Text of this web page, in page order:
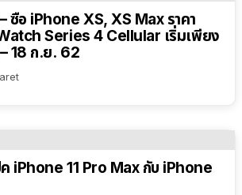
ซื้อ iPhone XS, XS Max ราคา
Series 4 Cellular เริ่มเพียง
18 ก.ย. 62
ค iPhone 11 Pro Max กับ iPhone